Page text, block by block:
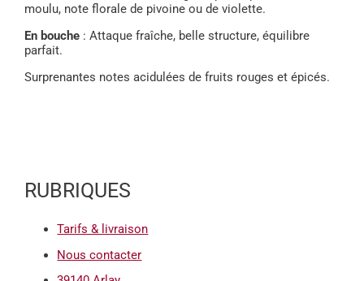
moulu, note florale de pivoine ou de violette.
En bouche : Attaque fraîche, belle structure, équilibre
parfait.
Surprenantes notes acidulées de fruits rouges et épicés.
RUBRIQUES
Tarifs & livraison
Nous contacter